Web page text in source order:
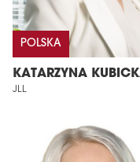
POLSKA
KATARZYNA
JLL